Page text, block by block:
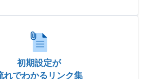
初期設定が
れでわかるリンク集